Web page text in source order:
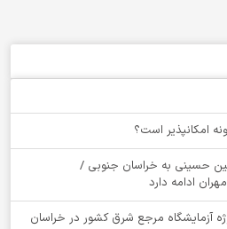
امکانپذیر است؟
زائر اربعین حسینی به خراسان جنوبی /
ادامه دارد
آزمایشگاه مرجع شرق کشور در خراسان